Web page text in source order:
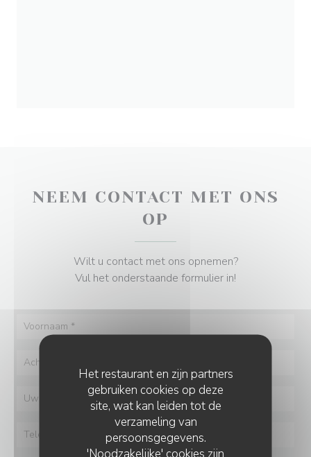
Het restaurant en zijn partners
gebruiken cookies op deze
site, wat kan leiden tot de
verzameling van
persoonsgegevens.
'Noodzakelijke' cookies zijn
NEEM CONTACT MET ONS
OP
Wilt u contact met ons opnemen?
Vul het onderstaande formulier in!